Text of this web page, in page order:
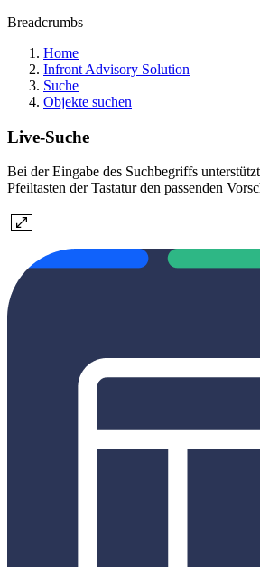
Breadcrumbs
Home
Infront Advisory Solution
Suche
Objekte suchen
Live-Suche
Bei der Eingabe des Suchbegriffs
Pfeiltasten der Tastatur den passenden